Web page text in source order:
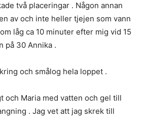
två placeringar . Någon annan
av och inte heller tjejen som vann
låg ca 10 minuter efter mig vid 15
på 30 Annika .
och smålog hela loppet .
och Maria med vatten och gel till
. Jag vet att jag skrek till